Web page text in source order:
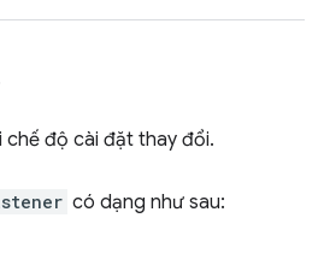
độ cài đặt thay đổi.
có dạng như sau: